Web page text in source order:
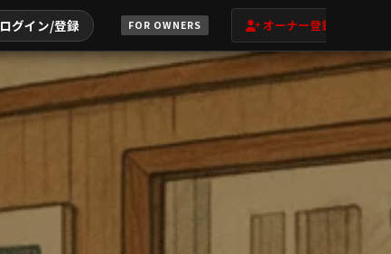
ログイン/登録 FOR OWNERS オーナー登録